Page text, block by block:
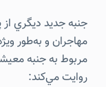
مهاجران و به‌طور
مربوط به جنبه
روايت مي‌كند: